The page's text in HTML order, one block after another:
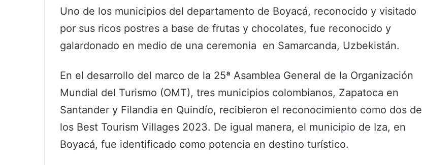
Uno de los municipios del departamento de Boyacá, reconocido y visitado
por sus ricos postres a base de frutas y chocolates, fue reconocido y
galardonado en medio de una ceremonia en Samarcanda, Uzbekistán.
En el desarrollo del marco de la 25ª Asamblea General de la Organización
Mundial del Turismo (OMT), tres municipios colombianos, Zapatoca en
Santander y Filandia en Quindío, recibieron el reconocimiento como dos de
los Best Tourism Villages 2023. De igual manera, el municipio de Iza, en
Boyacá, fue identificado como potencia en destino turístico.